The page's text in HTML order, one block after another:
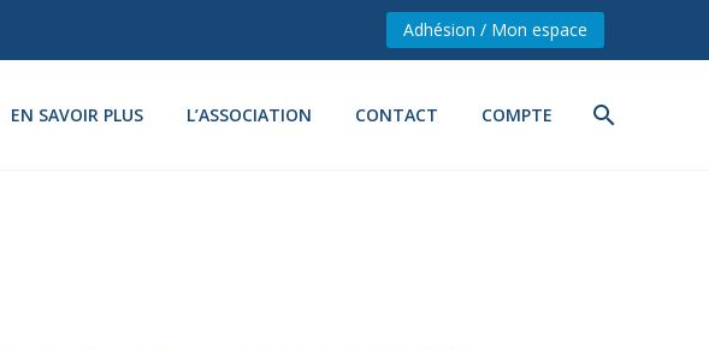
Adhésion / Mon espace
EN SAVOIR PLUS L’ASSOCIATION CONTACT COMPTE